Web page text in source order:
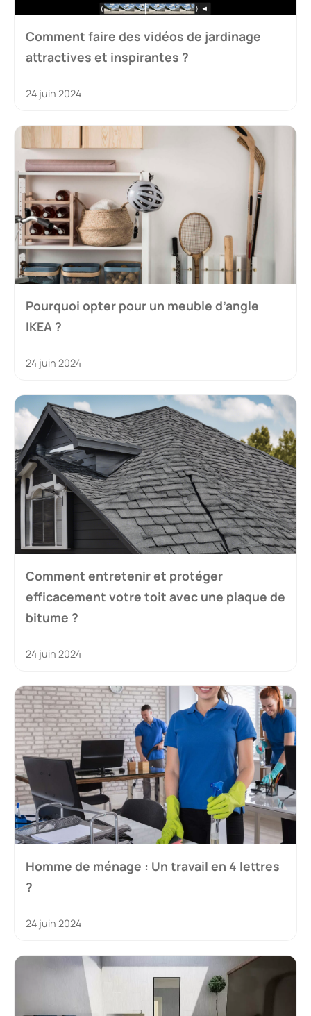
Comment faire des vidéos de jardinage
attractives et inspirantes ?
24 juin 2024
Pourquoi opter pour un meuble d’angle
IKEA ?
24 juin 2024
Comment entretenir et protéger
efficacement votre toit avec une plaque de
bitume ?
24 juin 2024
Homme de ménage : Un travail en 4 lettres
?
24 juin 2024